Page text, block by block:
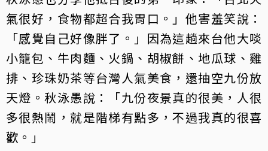
氣很好，食物都超合我胃口。」他害羞笑說：
「感覺自己好像胖了。」因為這趟來台他大啖
小籠包、牛肉麵、火鍋、胡椒餅、地瓜球、雞
排、珍珠奶茶等台灣人氣美食，還抽空九份放
天燈。秋泳愚說：「九份夜景真的很美，人很
多很熱鬧，就是階梯有點多，不過我真的很喜
歡。」